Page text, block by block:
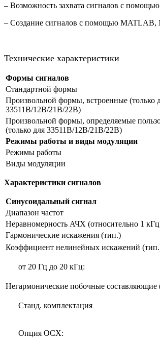
– Возможность захвата сигналов с
– Создание сигналов с помощью MATLAB,
Технические характеристики
Формы сигналов
Стандартной формы
Произвольной формы, встроенные (только
33511B/12B/21B/22B)
Произвольной формы, определяемые
(только для 33511B/12B/21B/22B)
Режимы работы и виды модуляции
Режимы работы
Виды модуляции
Характеристики сигналов
Синусоидальный сигнал
Диапазон частот
Неравномерность АЧХ (относительно 1
Гармонические искажения (тип.)
Коэффициент нелинейных искажений
от 20 Гц до 20 кГц:
Негармонические побочные составляющие
Станд. комплектация
Опция OCX: